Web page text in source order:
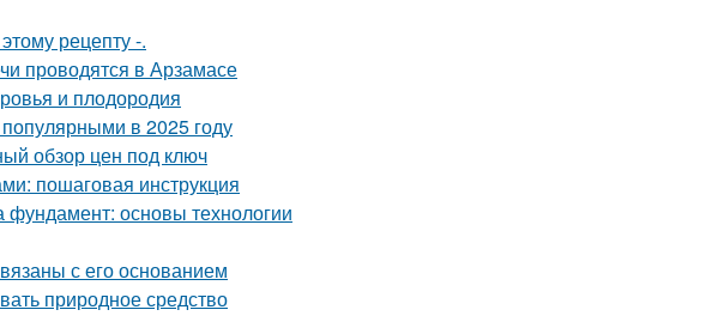
рецепту -.
проводятся в Арзамасе
и плодородия
в 2025 году
обзор цен под ключ
пошаговая инструкция
фундамент: основы технологии
с его основанием
природное средство